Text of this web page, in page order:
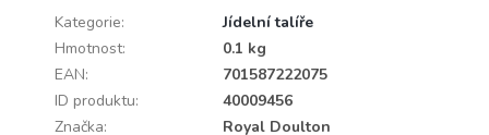
Kategorie:
Jídelní talíře
Hmotnost:
0.1 kg
EAN:
701587222075
ID produktu:
40009456
Značka:
Royal Doulton